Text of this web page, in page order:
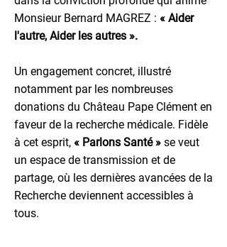
Monsieur Bernard MAGREZ : « Aider
l'autre, Aider les autres ».
Un engagement concret, illustré
notamment par les nombreuses
donations du Château Pape Clément en
faveur de la recherche médicale. Fidèle
à cet esprit, « Parlons Santé » se veut
un espace de transmission et de
partage, où les dernières avancées de la
Recherche deviennent accessibles à
tous.